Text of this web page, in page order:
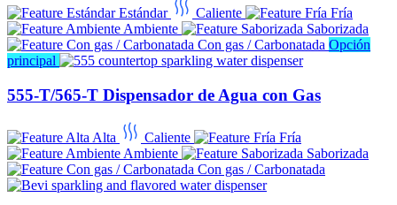
Estándar Caliente
Fría
Ambiente
Saborizada
Con gas / Carbonatada Opción
principal
555-T/565-T Dispensador de Agua con Gas
Alta Caliente
Fría
Ambiente
Saborizada
Con gas / Carbonatada